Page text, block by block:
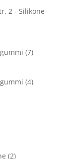
2 - Silikone
(7)
(4)
(2)